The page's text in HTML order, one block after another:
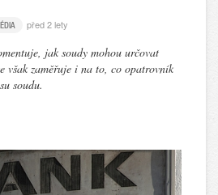
před 2 lety
jak soudy mohou určovat
však zaměřuje i na to, co opatrovník
soudu.